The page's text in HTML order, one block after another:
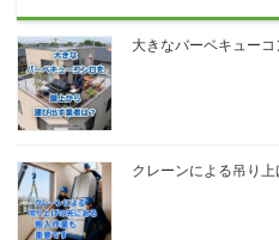
大きなバーベキュー
クレーンによる吊り